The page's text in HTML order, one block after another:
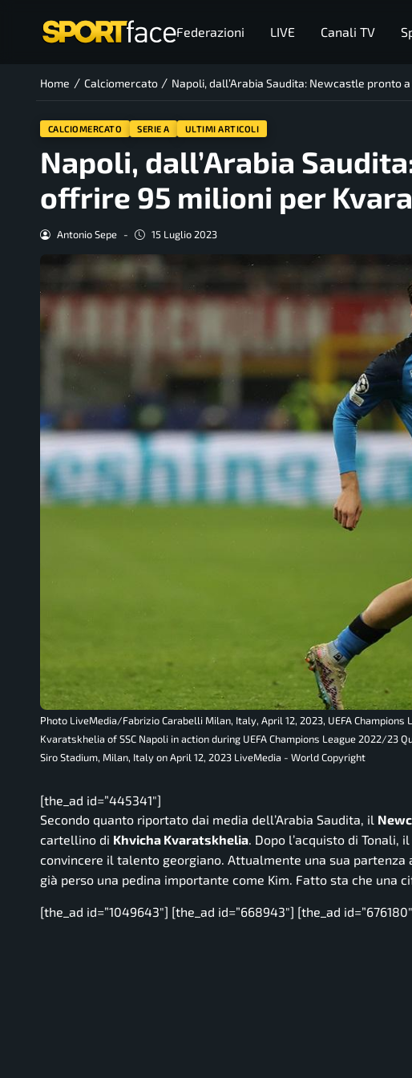
Federazioni LIVE Canali TV
Home / Calciomercato / Napoli, dall’Arabia Saudita: Newcastle pronto
CALCIOMERCATO SERIE A ULTIMI ARTICOLI
Napoli, dall’Arabia
offrire 95 milioni per
Antonio Sepe - 15 Luglio 2023
Photo LiveMedia/Fabrizio Carabelli Milan, Italy, April 12, 2023, UEFA
Kvaratskhelia of SSC Napoli in action during UEFA Champions League 2022/
Siro Stadium, Milan, Italy on April 12, 2023 LiveMedia - World Copyright
[the_ad id=”445341″]
Secondo quanto riportato dai media dell’Arabia Saudita, il
cartellino di Khvicha Kvaratskhelia. Dopo l’acquisto di Tonali,
convincere il talento georgiano. Attualmente una sua
già perso una pedina importante come Kim. Fatto sta che
[the_ad id=”1049643″] [the_ad id=”668943″] [the_ad